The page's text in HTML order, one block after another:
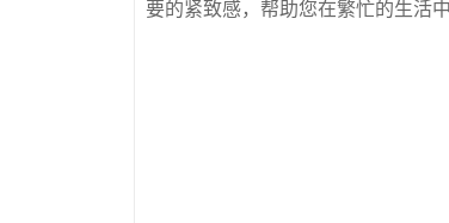
要的紧致感，帮助您在繁忙的生活